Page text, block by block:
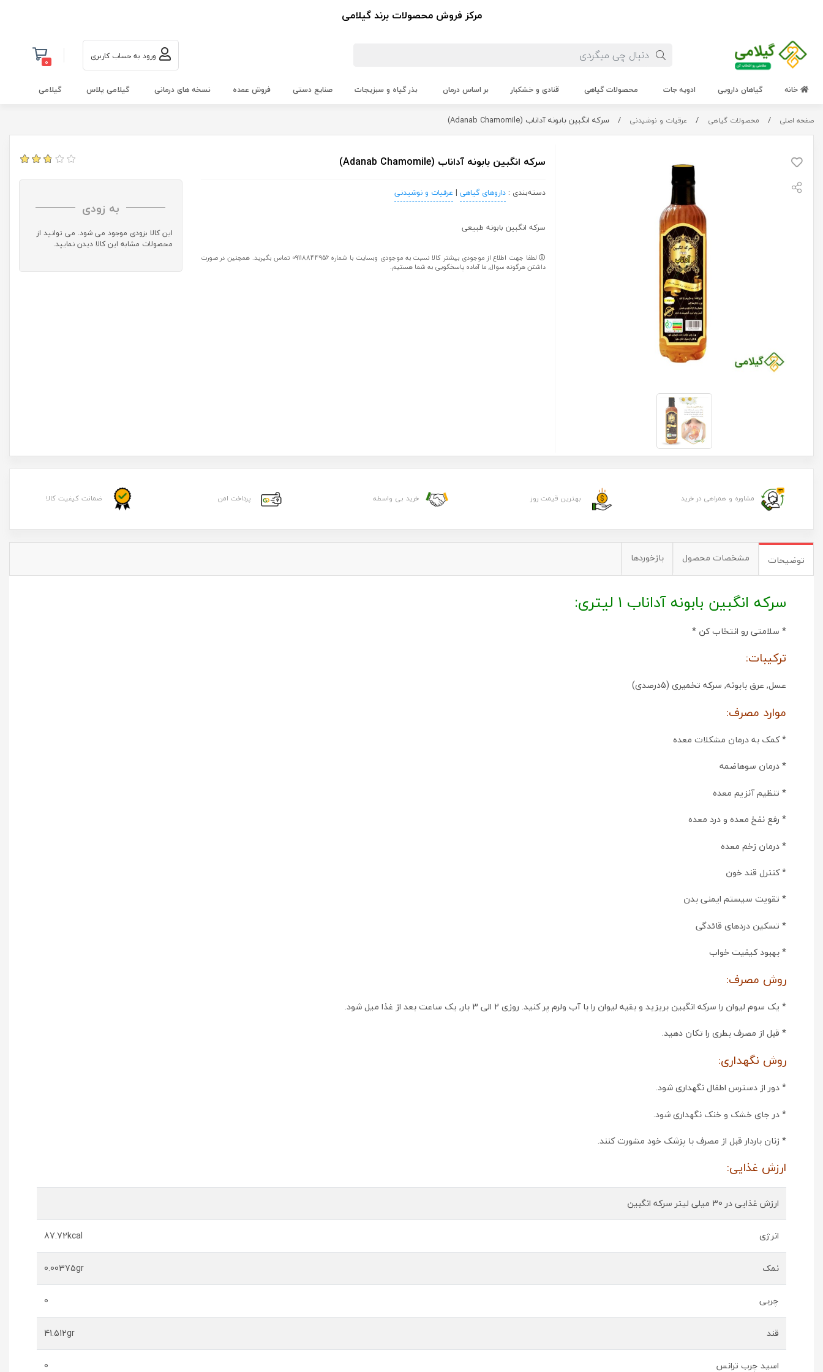
مرکز فروش محصولات برند گیلامی
ورود به حساب کاربری 0
خانه گیاهان دارویی ادویه جات محصولات گیاهی قنادی و خشکبار بر اساس درمان بذر گیاه و سبزیجات صنایع دستی فروش عمده نسخه های درمانی گیلامی پلاس گیلامی
صفحه اصلی / محصولات گیاهی / عرقیات و نوشیدنی / سرکه انگبین بابونه آداناب (Adanab Chamomile)
سرکه انگبین بابونه آداناب (Adanab Chamomile)
دسته‌بندی :داروهای گیاهی | عرقیات و نوشیدنی
سرکه انگبین بابونه طبیعی
لطفا جهت اطلاع از موجودی بیشتر کالا نسبت به موجودی وبسایت با شماره 09118844956 تماس بگیرید. همچنین در صورت
داشتن هرگونه سوال, ما آماده پاسخگویی به شما هستیم.
به زودی
این کالا بزودی موجود می شود. می توانید از
محصولات مشابه این کالا دیدن نمایید.
مشاوره و همراهی در خرید بهترین قیمت روز خرید بی واسطه پرداخت امن ضمانت کیفیت کالا
توضیحات مشخصات محصول بازخوردها
سرکه انگبین بابونه آداناب 1 لیتری:
* سلامتی رو انتخاب کن *
ترکیبات:
عسل, عرق بابونه, سرکه تخمیری (5درصدی)
موارد مصرف:
* کمک به درمان مشکلات معده
* درمان سوهاضمه
* تنظیم آنزیم معده
* رفع نفخ معده و درد معده
* درمان زخم معده
* کنترل قند خون
* تقویت سیستم ایمنی بدن
* تسکین دردهای قائدگی
* بهبود کیفیت خواب
روش مصرف:
* یک سوم لیوان را سرکه انگبین بریزید و بقیه لیوان را با آب ولرم پر کنید. روزی 2 الی 3 بار, یک ساعت بعد از غذا میل شود.
* قبل از مصرف بطری را تکان دهید.
روش نگهداری:
* دور از دسترس اطفال نگهداری شود.
* در جای خشک و خنک نگهداری شود.
* زنان باردار قبل از مصرف با پزشک خود مشورت کنند.
ارزش غذایی:
ارزش غذایی در 30 میلی لیتر سرکه انگبین
انرژی 87.72kcal
نمک 0.00375gr
چربی 0
قند 41.512gr
اسید چرب ترانس 0